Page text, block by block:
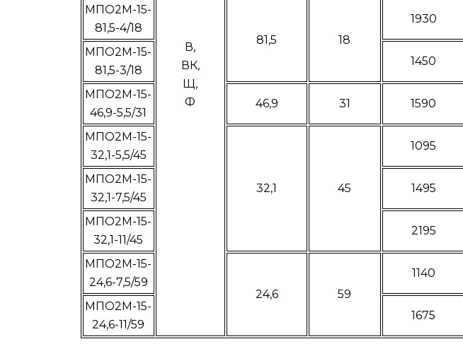
В,
ВК,
Щ,
Ф
МПО2М-15-
81,5-4/18
81,5
18
1930
МПО2М-15-
81,5-3/18
1450
МПО2М-15-
46,9-5,5/31
46,9 31 1590
МПО2М-15-
32,1-5,5/45
32,1 45
1095
МПО2М-15-
32,1-7,5/45
1495
МПО2М-15-
32,1-11/45
2195
МПО2М-15-
24,6-7,5/59
24,6
59
1140
МПО2М-15-
24,6-11/59
1675